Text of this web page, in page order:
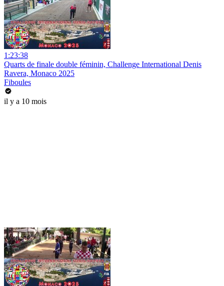
1:23:38
Quarts de finale double féminin, Challenge International Denis
Ravera, Monaco 2025
Fiboules
il y a 10 mois